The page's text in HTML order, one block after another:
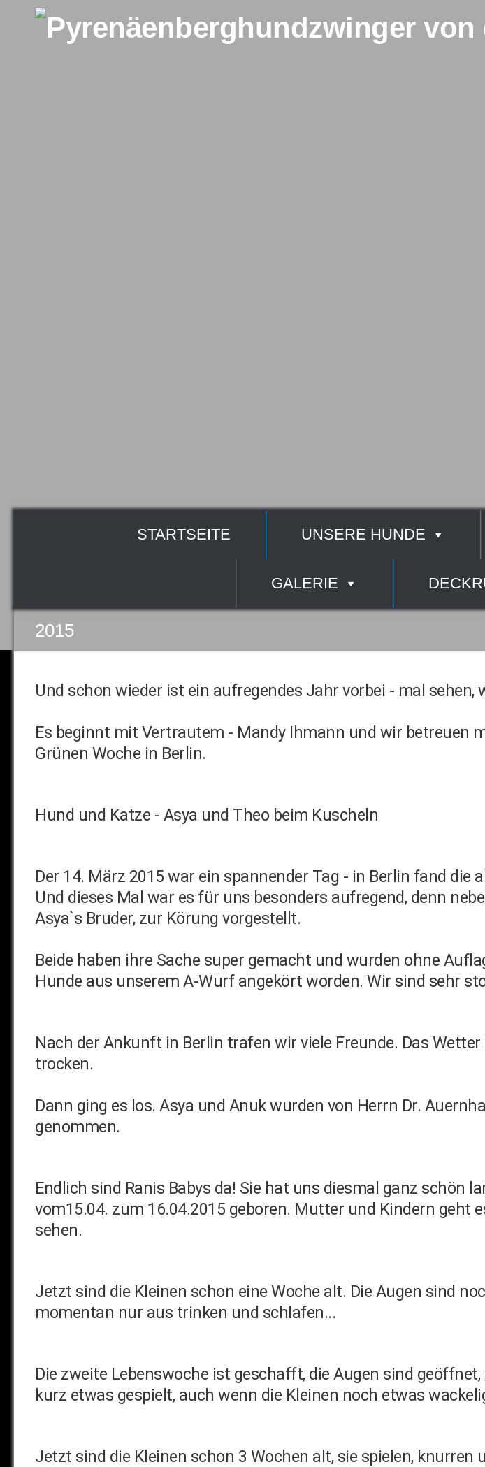
Zum Inhalt springen
STARTSEITE UNSERE HUNDE
GALERIE
2015
Und schon wieder ist ein aufregendes Jahr vorbei - mal
Es beginnt mit Vertrautem - Mandy Ihmann und wir betreuen
Grünen Woche in Berlin.
Hund und Katze - Asya und Theo beim Kuscheln
Der 14. März 2015 war ein spannender Tag - in Berlin fand
Und dieses Mal war es für uns besonders aufregend, denn
Asya`s Bruder, zur Körung vorgestellt.
Beide haben ihre Sache super gemacht und wurden ohne
Hunde aus unserem A-Wurf angekört worden. Wir sind sehr
Nach der Ankunft in Berlin trafen wir viele Freunde. Das
trocken.
Dann ging es los. Asya und Anuk wurden von Herrn Dr.
genommen.
Endlich sind Ranis Babys da! Sie hat uns diesmal ganz schön
vom15.04. zum 16.04.2015 geboren. Mutter und Kindern geht
sehen.
Jetzt sind die Kleinen schon eine Woche alt. Die Augen sind
momentan nur aus trinken und schlafen...
Die zweite Lebenswoche ist geschafft, die Augen sind
kurz etwas gespielt, auch wenn die Kleinen noch etwas
Jetzt sind die Kleinen schon 3 Wochen alt, sie spielen, knurren